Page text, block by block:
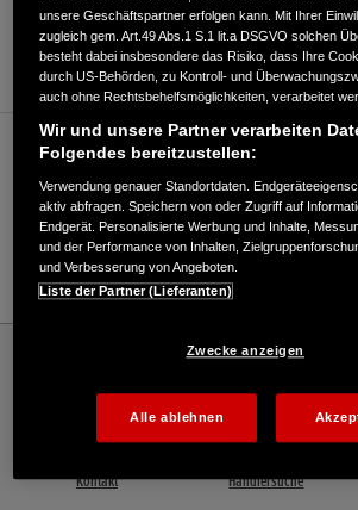
ANFAHRTSBESCHREIBUNG ANFORDERN
WEBSITE
Verkauf / Kundendienst
06326/962066
E-Mail
Website | The Power of Dreams
Kontakt Händlersuche
unsere Geschäftspartner erfolgen kann. Mit Ihrer
zugleich gem. Art.49 Abs.1 S.1 lit.a DSGVO solchen
besteht dabei insbesondere das Risiko, dass Ihre
durch US-Behörden, zu Kontroll- und
auch ohne Rechtsbehelfsmöglichkeiten, verarbeitet
Wir und unsere Partner verarbeiten
Folgendes bereitzustellen:
Verwendung genauer Standortdaten.
aktiv abfragen. Speichern von oder Zugriff auf
Endgerät. Personalisierte Werbung und Inhalte,
und der Performance von Inhalten,
und Verbesserung von Angeboten.
Liste der Partner (Lieferanten)
Zwecke anzeigen
Alle ablehnen